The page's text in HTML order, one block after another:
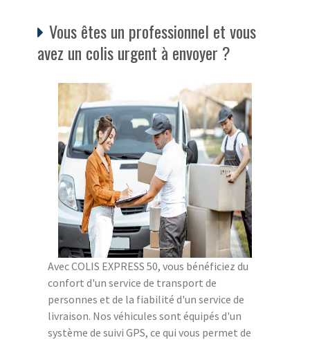
Vous êtes un professionnel et vous
avez un colis urgent à envoyer ?
Avec COLIS EXPRESS 50, vous bénéficiez du
confort d'un service de transport de
personnes et de la fiabilité d'un service de
livraison. Nos véhicules sont équipés d'un
système de suivi GPS, ce qui vous permet de